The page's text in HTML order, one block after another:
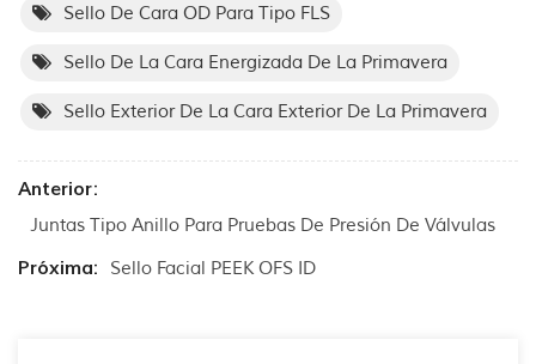
Sello De Cara OD Para Tipo FLS
Sello De La Cara Energizada De La Primavera
Sello Exterior De La Cara Exterior De La Primavera
Anterior:
Juntas Tipo Anillo Para Pruebas De Presión De Válvulas
Próxima: Sello Facial PEEK OFS ID